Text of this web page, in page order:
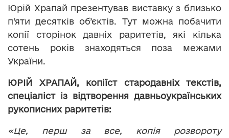
Юрій Храпай презентував виставку з близько
п’яти десятків об’єктів. Тут можна побачити
копії сторінок давніх раритетів, які кілька
сотень років знаходяться поза межами
України.
ЮРІЙ ХРАПАЙ, копіїст стародавніх текстів,
спеціаліст із відтворення давньоукраїнських
рукописних раритетів:
«Це, перш за все, копія розвороту